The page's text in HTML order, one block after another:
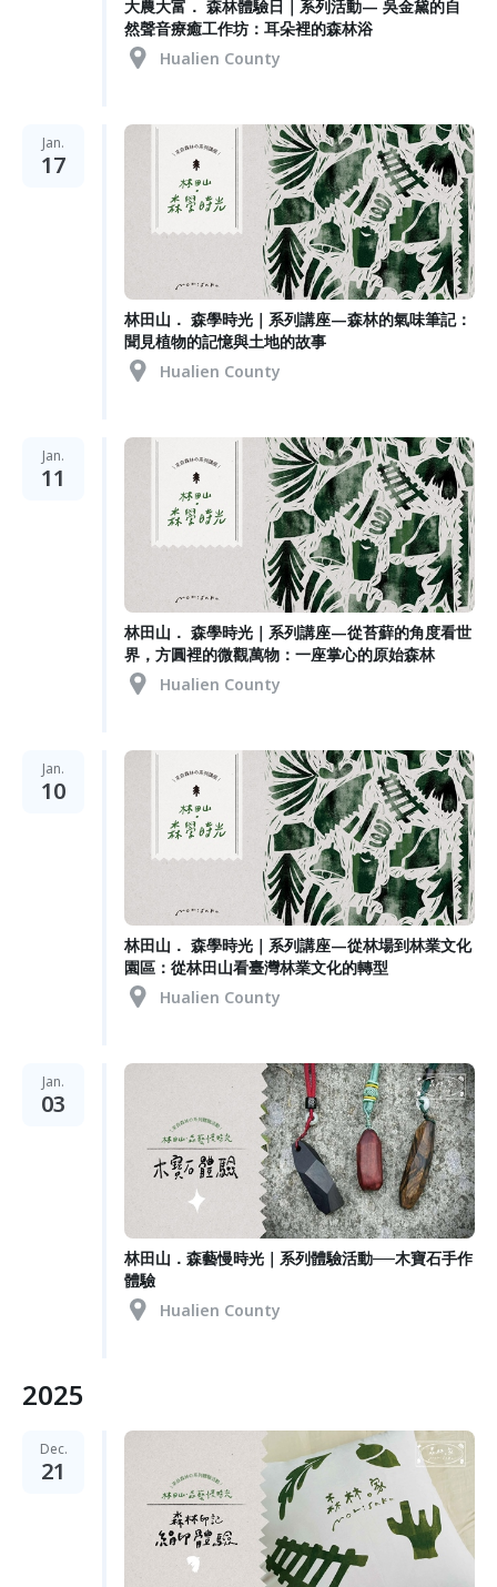
大農大富． 森林體驗日｜系列活動— 吳金黛的自
然聲音療癒工作坊：耳朵裡的森林浴
Hualien County
Jan.
17
林田山． 森學時光｜系列講座—森林的氣味筆記：
聞見植物的記憶與土地的故事
Hualien County
Jan.
11
林田山． 森學時光｜系列講座—從苔蘚的角度看世
界，方圓裡的微觀萬物：一座掌心的原始森林
Hualien County
Jan.
10
林田山． 森學時光｜系列講座—從林場到林業文化
園區：從林田山看臺灣林業文化的轉型
Hualien County
Jan.
03
林田山．森藝慢時光｜系列體驗活動──木寶石手作
體驗
Hualien County
2025
Dec.
21